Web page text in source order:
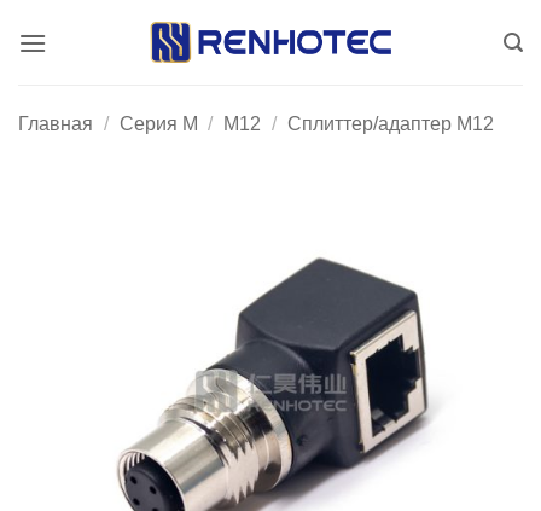
Главная / Серия М / M12 / Сплиттер/адаптер M12